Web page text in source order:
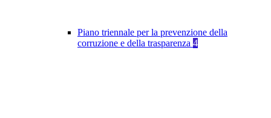
Piano triennale per la prevenzione della
corruzione e della trasparenza 4